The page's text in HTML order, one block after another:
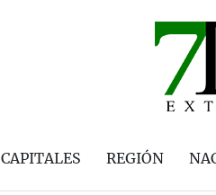
CAPITALES REGIÓN